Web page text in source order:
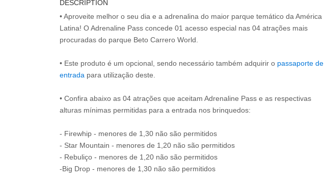
DESCRIPTION
• Aproveite melhor o seu dia e a adrenalina do maior parque temático da América
Latina! O Adrenaline Pass concede 01 acesso especial nas 04 atrações mais
procuradas do parque Beto Carrero World.
• Este produto é um opcional, sendo necessário também adquirir o passaporte de
entrada para utilização deste.
• Confira abaixo as 04 atrações que aceitam Adrenaline Pass e as respectivas
alturas mínimas permitidas para a entrada nos brinquedos:
- Firewhip - menores de 1,30 não são permitidos
- Star Mountain - menores de 1,20 não são permitidos
- Rebuliço - menores de 1,20 não são permitidos
-Big Drop - menores de 1,30 não são permitidos